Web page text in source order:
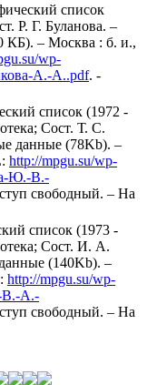
список
Р. Г. Буланова. –
КБ). – Москва : б. и.,
wp-
А.-А..pdf. -
список (1972 -
Сост. Т. С.
данные (78Kb). –
http://mpgu.su/wp-
Ю.-В.-
свободный. – На
список (1973 -
Сост. И. А.
(140Kb). –
http://mpgu.su/wp-
В.-А.-
свободный. – На